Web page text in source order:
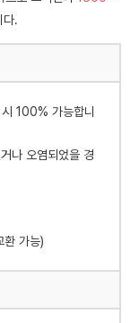
다.
100% 가능합니
나 오염되었을 경
환 가능)